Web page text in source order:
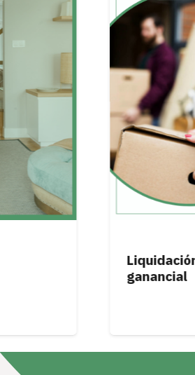
Liquidación del
ganancial